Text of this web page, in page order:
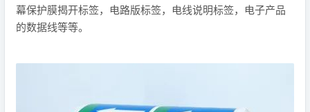
幕保护膜揭开标签，电路版标签，电线说明标签，电子产品
的数据线等等。